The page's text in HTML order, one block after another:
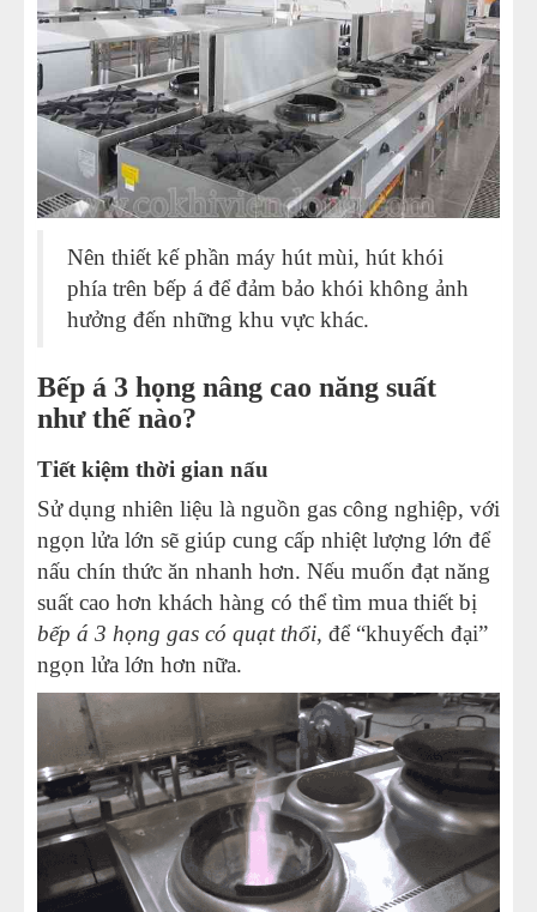
Nên thiết kế phần máy hút mùi, hút khói
phía trên bếp á để đảm bảo khói không ảnh
hưởng đến những khu vực khác.
Bếp á 3 họng nâng cao năng suất
như thế nào?
Tiết kiệm thời gian nấu
Sử dụng nhiên liệu là nguồn gas công nghiệp, với
ngọn lửa lớn sẽ giúp cung cấp nhiệt lượng lớn để
nấu chín thức ăn nhanh hơn. Nếu muốn đạt năng
suất cao hơn khách hàng có thể tìm mua thiết bị
bếp á 3 họng gas có quạt thổi, để “khuyếch đại”
ngọn lửa lớn hơn nữa.